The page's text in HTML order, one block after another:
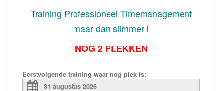
Training Professioneel Timemanagement
maar dan slimmer !
NOG 2 PLEKKEN
Eerstvolgende training waar nog plek is:
31 augustus2026